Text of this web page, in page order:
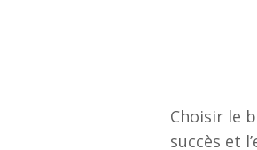
Choisir le
succès et